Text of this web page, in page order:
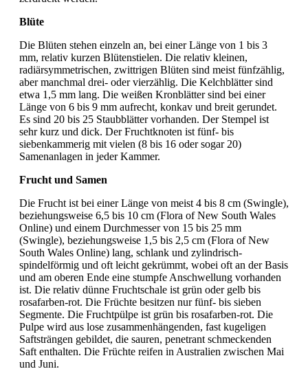
Blüte
Die Blüten stehen einzeln an, bei einer Länge von 1 bis 3
mm, relativ kurzen Blütenstielen. Die relativ kleinen,
radiärsymmetrischen, zwittrigen Blüten sind meist fünfzählig,
aber manchmal drei- oder vierzählig. Die Kelchblätter sind
etwa 1,5 mm lang. Die weißen Kronblätter sind bei einer
Länge von 6 bis 9 mm aufrecht, konkav und breit gerundet.
Es sind 20 bis 25 Staubblätter vorhanden. Der Stempel ist
sehr kurz und dick. Der Fruchtknoten ist fünf- bis
siebenkammerig mit vielen (8 bis 16 oder sogar 20)
Samenanlagen in jeder Kammer.
Frucht und Samen
Die Frucht ist bei einer Länge von meist 4 bis 8 cm (Swingle),
beziehungsweise 6,5 bis 10 cm (Flora of New South Wales
Online) und einem Durchmesser von 15 bis 25 mm
(Swingle), beziehungsweise 1,5 bis 2,5 cm (Flora of New
South Wales Online) lang, schlank und zylindrisch-
spindelförmig und oft leicht gekrümmt, wobei oft an der Basis
und am oberen Ende eine stumpfe Anschwellung vorhanden
ist. Die relativ dünne Fruchtschale ist grün oder gelb bis
rosafarben-rot. Die Früchte besitzen nur fünf- bis sieben
Segmente. Die Fruchtpülpe ist grün bis rosafarben-rot. Die
Pulpe wird aus lose zusammenhängenden, fast kugeligen
Saftsträngen gebildet, die sauren, penetrant schmeckenden
Saft enthalten. Die Früchte reifen in Australien zwischen Mai
und Juni.